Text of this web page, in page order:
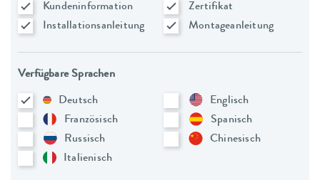
Kundeninformation
Zertifikat
Installationsanleitung
Montageanleitung
Verfügbare Sprachen
Deutsch
Englisch
Französisch
Spanisch
Russisch
Chinesisch
Italienisch